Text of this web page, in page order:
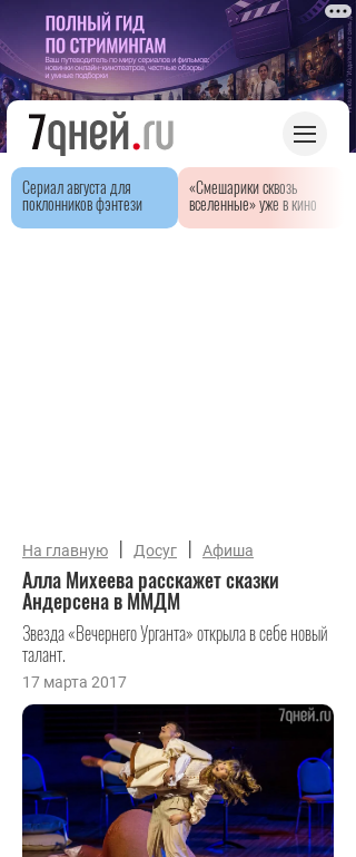
Сериал августа для
поклонников фэнтези
«Смешарики сквозь
вселенные» уже в кино
На главную | Досуг | Афиша
Алла Михеева расскажет сказки
Андерсена в ММДМ
Звезда «Вечернего Урганта» открыла в себе новый
талант.
17 марта 2017